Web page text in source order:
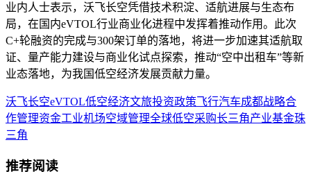
业内人士表示，沃飞长空凭借技术积淀、适航进展与生态布
局，在国内eVTOL行业商业化进程中发挥着推动作用。此次
C+轮融资的完成与300架订单的落地，将进一步加速其适航取
证、量产能力建设与商业化试点探索，推动“空中出租车”等新
业态落地，为我国低空经济发展贡献力量。
沃飞长空eVTOL低空经济文旅投资政策飞行汽车成都战略合
作管理资金工业机场空域管理全球低空采购长三角产业基金珠
三角
推荐阅读